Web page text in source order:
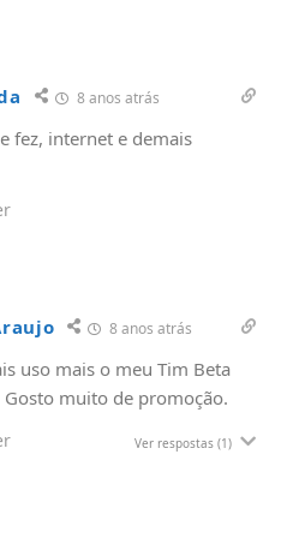
8 anos atrás
fez, internet e demais
8 anos atrás
uso mais o meu Tim Beta
muito de promoção.
Ver respostas (1)